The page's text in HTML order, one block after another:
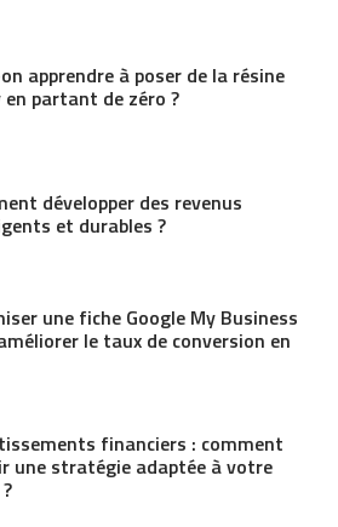
apprendre à poser de la résine
en partant de zéro ?
développer des revenus
et durables ?
une fiche Google My Business
le taux de conversion en
financiers : comment
une stratégie adaptée à votre